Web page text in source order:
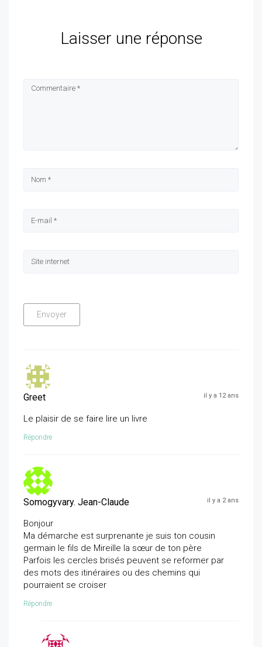
Laisser une réponse
Greet il y a 12 ans
Le plaisir de se faire lire un livre
Répondre
Somogyvary. Jean-Claude il y a 2 ans
Bonjour
Ma démarche est surprenante je suis ton cousin
germain le fils de Mireille la sœur de ton père
Parfois les cercles brisés peuvent se reformer par
des mots des itinéraires ou des chemins qui
pourraient se croiser
Répondre